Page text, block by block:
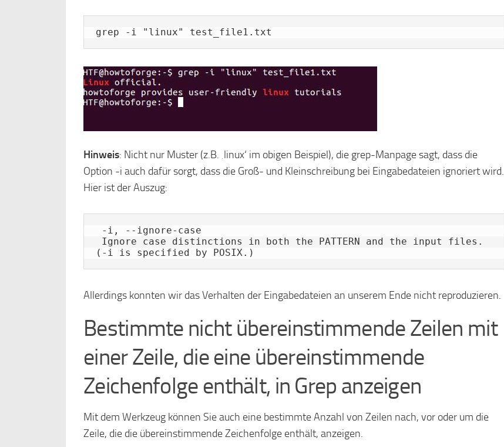
grep -i "linux" test_file1.txt
Hinweis: Nicht nur Muster (z.B. ‚linux‘ im obigen Beispiel), die grep-Manpage sagt, dass die
Option -i auch dafür sorgt, dass die Groß- und Kleinschreibung bei Eingabedateien ignoriert wird.
Hier ist der Auszug:
(-i is specified by POSIX.)
Allerdings konnten wir das Verhalten der Eingabedateien an unserem Ende nicht reproduzieren.
Bestimmte nicht übereinstimmende Zeilen mit
einer Zeile, die eine übereinstimmende
Zeichenfolge enthält, in Grep anzeigen
Mit dem Werkzeug können Sie auch eine bestimmte Anzahl von Zeilen nach, vor oder um die
Zeile, die die übereinstimmende Zeichenfolge enthält, anzeigen.